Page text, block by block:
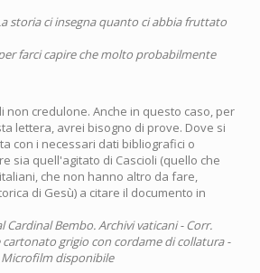
storia ci insegna quanto ci abbia fruttato
farci capire che molto probabilmente
non credulone. Anche in questo caso, per
lettera, avrei bisogno di prove. Dove si
con i necessari dati bibliografici o
sia quell'agitato di Cascioli (quello che
che non hanno altro da fare,
di Gesù) a citare il documento in
Cardinal Bembo. Archivi vaticani - Corr.
cartonato grigio con cordame di collatura -
Microfilm disponibile